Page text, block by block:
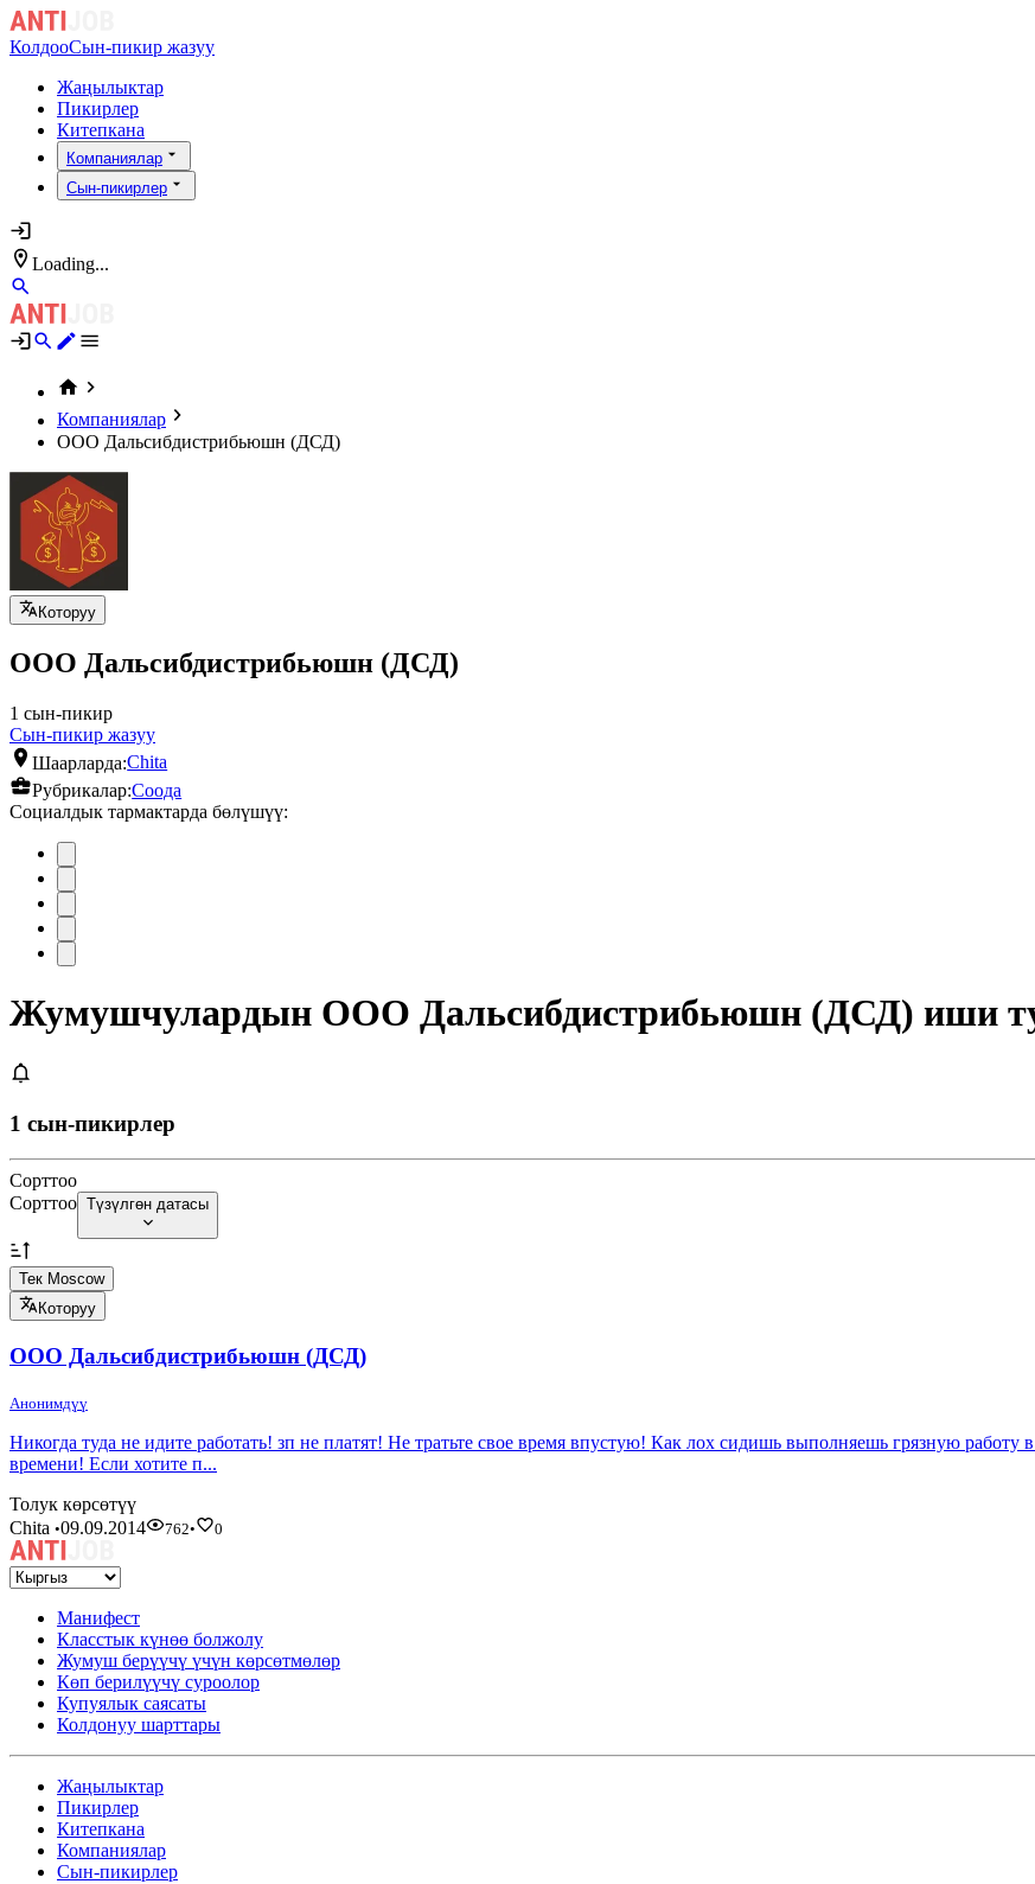
КолдооСын-пикир жазуу
Жаңылыктар
Пикирлер
Китепкана
Компаниялар
Сын-пикирлер
Loading...
Компаниялар
ООО Дальсибдистрибьюшн (ДСД)
Которуу
ООО Дальсибдистрибьюшн (ДСД)
1 сын-пикир
Сын-пикир жазуу
Шаарларда:Chita
Рубрикалар:Соода
Социалдык тармактарда бөлүшүү:
Жумушчулардын ООО Дальсибдистрибьюшн (ДСД) иши
1 сын-пикирлер
Сорттоо
Сорттоо Түзүлгөн датасы
Тек Moscow
Которуу
ООО Дальсибдистрибьюшн (ДСД)
Анонимдүү
Никогда туда не идите работать! зп не платят! Не тратьте свое время впустую! Как лох сидишь выполняешь грязную
времени! Если хотите п...
Толук көрсөтүү
Chita •09.09.2014 762• 0
Манифест
Класстык күнөө болжолу
Жумуш берүүчү үчүн көрсөтмөлөр
Көп берилүүчү суроолор
Купуялык саясаты
Колдонуу шарттары
Жаңылыктар
Пикирлер
Китепкана
Компаниялар
Сын-пикирлер